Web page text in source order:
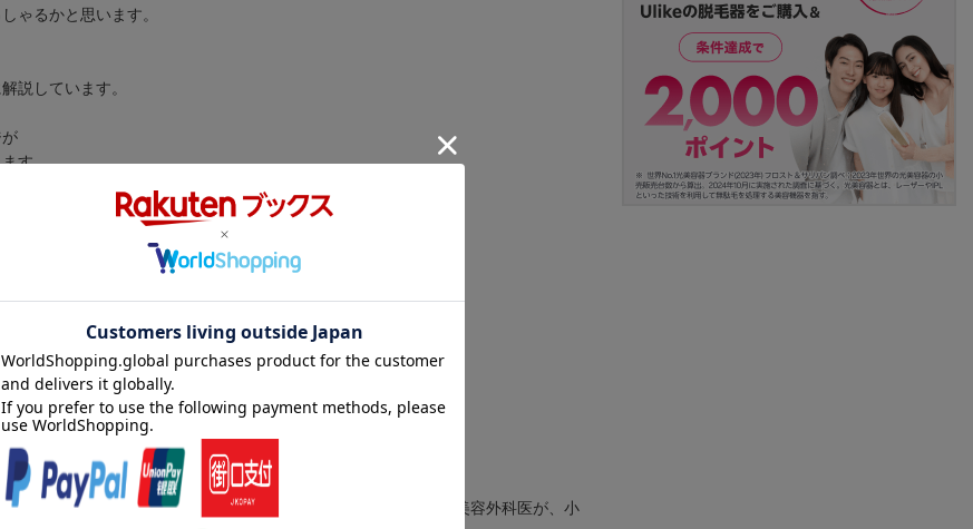
ゃるかと思います。
説しています。
す。
。
も
効果があるセルフケアってあるの？２万人のキレイをつくった美容外科医が、小